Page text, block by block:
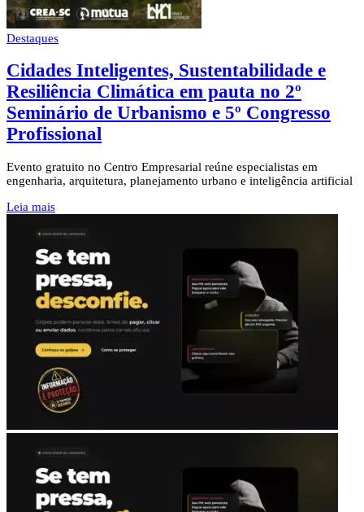
Destaques
Cidades Inteligentes, Sustentabilidade e
Resiliência Climática em pauta no 2º
Seminário de Urbanismo e 5º Congresso
Profissional
Evento gratuito no Centro Empresarial reúne especialistas em
engenharia, arquitetura, planejamento urbano e inteligência artificial
Leia mais